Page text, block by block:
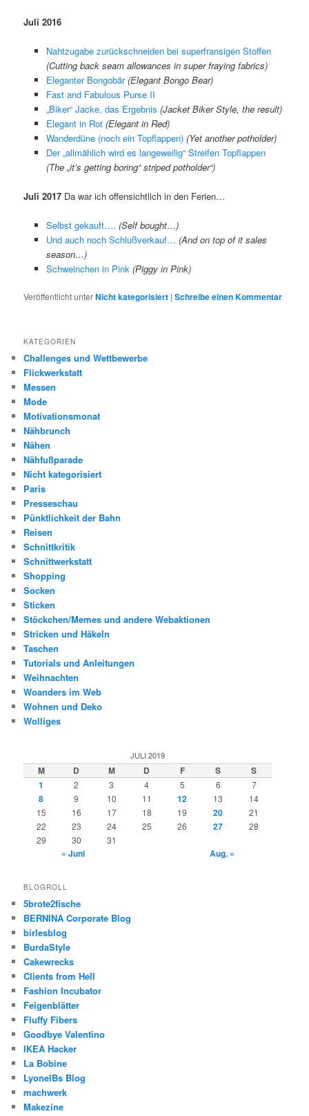
Juli 2016
Nahtzugabe zurückschneiden bei superfransigen Stoffen
(Cutting back seam allowances in super fraying fabrics)
Eleganter Bongobär (Elegant Bongo Bear)
Fast and Fabulous Purse II
„Biker“ Jacke, das Ergebnis (Jacket Biker Style, the result)
Elegant in Rot (Elegant in Red)
Wanderdüne (noch ein Topflappen) (Yet another potholder)
Der „allmählich wird es langeweilig“ Streifen Topflappen
(The „it’s getting boring“ striped potholder“)
Juli 2017 Da war ich offensichtlich in den Ferien…
Selbst gekauft…. (Self bought…)
Und auch noch Schlußverkauf… (And on top of it sales
season…)
Schweinchen in Pink (Piggy in Pink)
Veröffentlicht unterNicht kategorisiert |Schreibe einen Kommentar
KATEGORIEN
Challenges und Wettbewerbe
Flickwerkstatt
Messen
Mode
Motivationsmonat
Nähbrunch
Nähen
Nähfußparade
Nicht kategorisiert
Paris
Presseschau
Pünktlichkeit der Bahn
Reisen
Schnittkritik
Schnittwerkstatt
Shopping
Socken
Sticken
Stöckchen/Memes und andere Webaktionen
Stricken und Häkeln
Taschen
Tutorials und Anleitungen
Weihnachten
Woanders im Web
Wohnen und Deko
Wolliges
JULI 2019
M D M D F S
S
1
2 3 4 5 6 7
8 9 10 11 12 13
14
15
16 17 18 19 20
21
22
23 24 25 26 27
28
29
30 31
« Juni Aug. »
BLOGROLL
5brote2fische
BERNINA Corporate Blog
birlesblog
BurdaStyle
Cakewrecks
Clients from Hell
Fashion Incubator
Feigenblätter
Fluffy Fibers
Goodbye Valentino
IKEA Hacker
La Bobine
LyonelBs Blog
machwerk
Makezine